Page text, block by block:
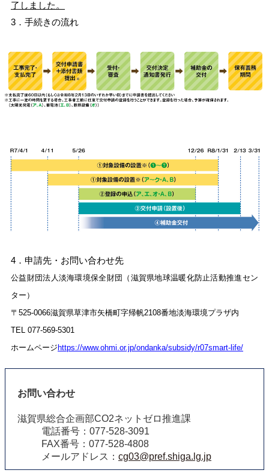
了しました。
3．手続きの流れ
4．申請先・お問い合わせ先
公益財団法人淡海環境保全財団（滋賀県地球温暖化防止活動推進セン
ター）
〒525-0066滋賀県草津市矢橋町字帰帆2108番地淡海環境プラザ内
TEL 077-569-5301
ホームページ https://www.ohmi.or.jp/ondanka/subsidy/r07smart-life/
お問い合わせ
滋賀県総合企画部CO2ネットゼロ推進課
電話番号：077-528-3091
FAX番号：077-528-4808
メールアドレス： cg03@pref.shiga.lg.jp